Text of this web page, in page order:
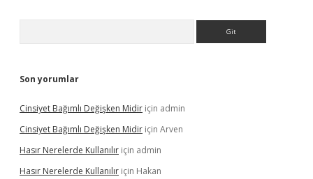
Son yorumlar
Cinsiyet Bağımlı Değişken Midir için admin
Cinsiyet Bağımlı Değişken Midir için Arven
Hasır Nerelerde Kullanılır için admin
Hasır Nerelerde Kullanılır için Hakan